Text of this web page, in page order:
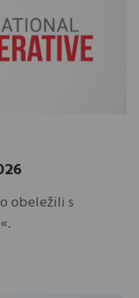
obeležili s